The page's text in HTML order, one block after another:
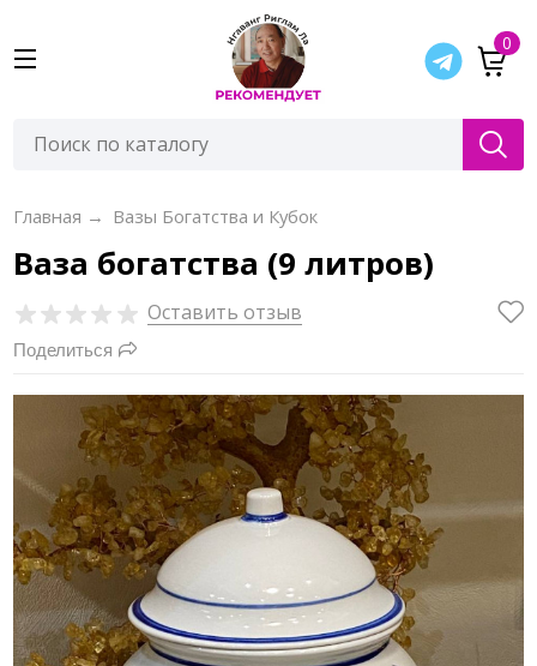
0
Главная → Вазы Богатства и Кубок
Ваза богатства (9 литров)
Оставить отзыв
Поделиться